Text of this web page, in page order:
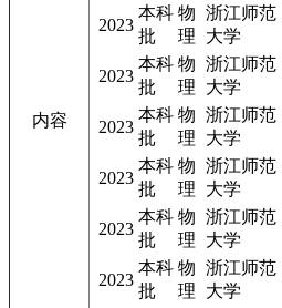
内容
2023
本科
批
物
理
浙江师范
大学
2023
本科
批
物
理
浙江师范
大学
2023
本科
批
物
理
浙江师范
大学
2023
本科
批
物
理
浙江师范
大学
2023
本科
批
物
理
浙江师范
大学
2023
本科
批
物
理
浙江师范
大学